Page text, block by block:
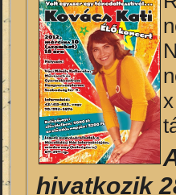
hivatkozik